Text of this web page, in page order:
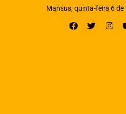
Manaus, quinta-feira 6